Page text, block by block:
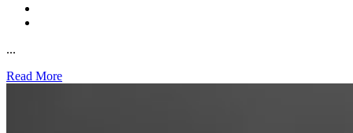
...
Read More